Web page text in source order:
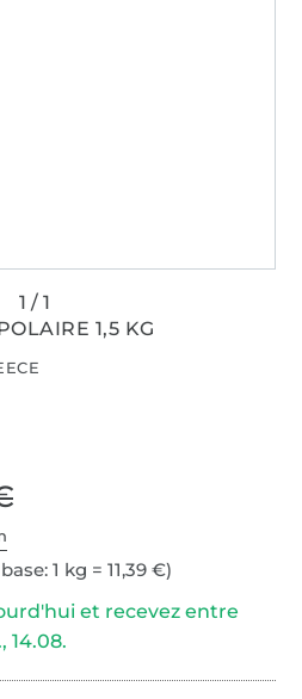
1,5 KG
1 kg = 11,39 €)
et recevez entre
14.08.